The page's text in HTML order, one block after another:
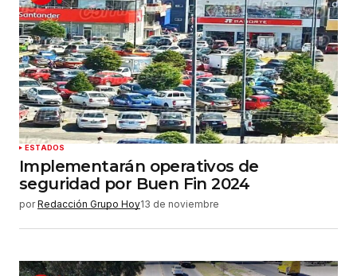
ESTADOS
Implementarán operativos de
seguridad por Buen Fin 2024
por Redacción Grupo Hoy13 de noviembre